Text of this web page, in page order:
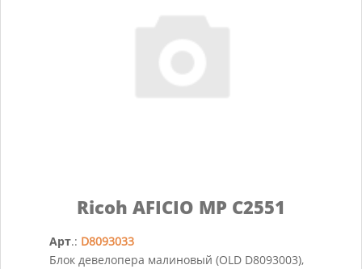
Ricoh AFICIO MP C2551
Арт.: D8093033
Блок девелопера малиновый (OLD D8093003),